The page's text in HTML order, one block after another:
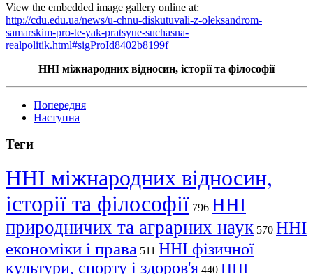
View the embedded image gallery online at:
http://cdu.edu.ua/news/u-chnu-diskutuvali-z-oleksandrom-
samarskim-pro-te-yak-pratsyue-suchasna-
realpolitik.html#sigProId8402b8199f
ННІ міжнародних відносин, історії та філософії
Попередня
Наступна
Теги
ННІ міжнародних відносин,
історії та філософії 796 ННІ
природничих та аграрних наук 570 ННІ
економіки і права 511 ННІ фізичної
культури, спорту і здоров'я 440 ННІ